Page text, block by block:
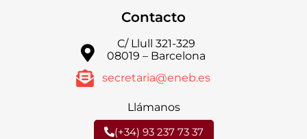
Contacto
C/ Llull 321-329
08019 – Barcelona
secretaria@eneb.es
Llámanos
(+34) 93 237 73 37